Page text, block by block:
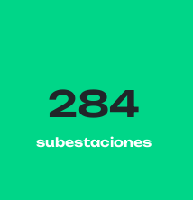
284
subestaciones